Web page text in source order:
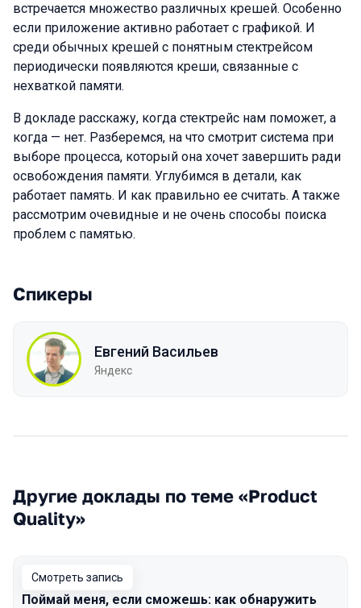
встречается множество различных крешей. Особенно
если приложение активно работает с графикой. И
среди обычных крешей с понятным стектрейсом
периодически появляются креши, связанные с
нехваткой памяти.
В докладе расскажу, когда стектрейс нам поможет, а
когда — нет. Разберемся, на что смотрит система при
выборе процесса, который она хочет завершить ради
освобождения памяти. Углубимся в детали, как
работает память. И как правильно ее считать. А также
рассмотрим очевидные и не очень способы поиска
проблем с памятью.
Спикеры
Евгений Васильев
Яндекс
Другие доклады по теме «Product
Quality»
Смотреть запись
Поймай меня, если сможешь: как обнаружить